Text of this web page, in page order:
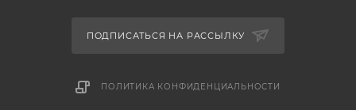
ПОДПИСАТЬСЯ НА РАССЫЛКУ
ПОЛИТИКА КОНФИДЕНЦИАЛЬНОСТИ